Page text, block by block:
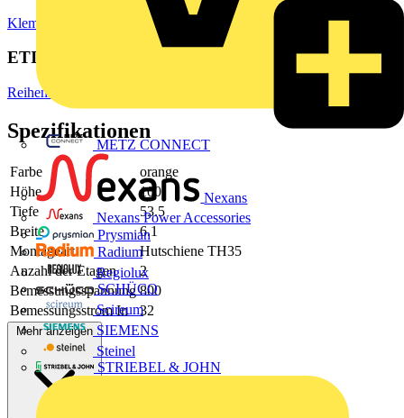
METZ CONNECT
Nexans
Nexans Power Accessories
Prysmian
Radium
Regiolux
SCHÜCO
Scireum
SIEMENS
Steinel
STRIEBEL & JOHN
Klemmen, Steckverbinder & Verbindungselemente Reihenklemmen
ETIM Group
Reihenklemmen
Spezifikationen
Farbe
orange
Höhe
100
Tiefe
53.5
Breite
6.1
Montageart
Hutschiene TH35
Anzahl der Etagen
2
Bemessungsspannung 800
Bemessungsstrom In
32
Mehr anzeigen